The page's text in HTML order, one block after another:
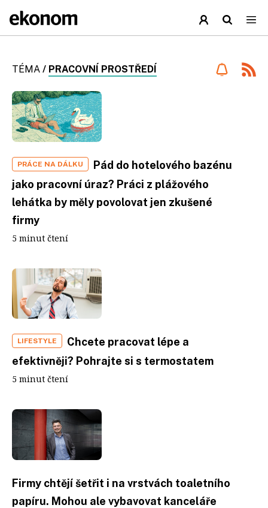
TÉMA / PRACOVNÍ PROSTŘEDÍ
PRÁCE NA DÁLKU
Pád do hotelového bazénu
jako pracovní úraz? Práci z plážového
lehátka by měly povolovat jen zkušené
firmy
5 minut čtení
LIFESTYLE
Chcete pracovat lépe a
efektivněji? Pohrajte si s termostatem
5 minut čtení
Firmy chtějí šetřit i na vrstvách toaletního
papíru. Mohou ale vybavovat kanceláře